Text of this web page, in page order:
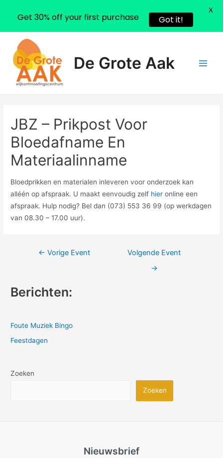
inhoud
De Grote Aak
JBZ – Prikpost Voor
Bloedafname En
Materiaalinname
Bloedprikken en materialen inleveren voor onderzoek kan
alléén op afspraak. U maakt eenvoudig zelf hier online een
afspraak. Hulp nodig? Bel dan (073) 553 36 99 (op werkdagen
van 08.30 – 17.00 uur).
Bericht
← Vorige Event
Volgende Event
→
Berichten:
Foute Muziek Bingo
Feestdagen
Zoeken
Zoeken
Nieuwsbrief
Get 30% off your first purchase Got it!
X